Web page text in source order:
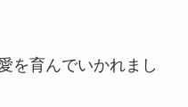
を育んでいかれまし